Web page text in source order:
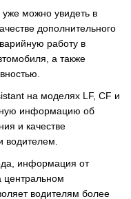
можно увидеть в
дополнительного
работу в
а также
на моделях LF, CF и
информацию об
и качестве
водителем.
информация от
центральном
водителям более